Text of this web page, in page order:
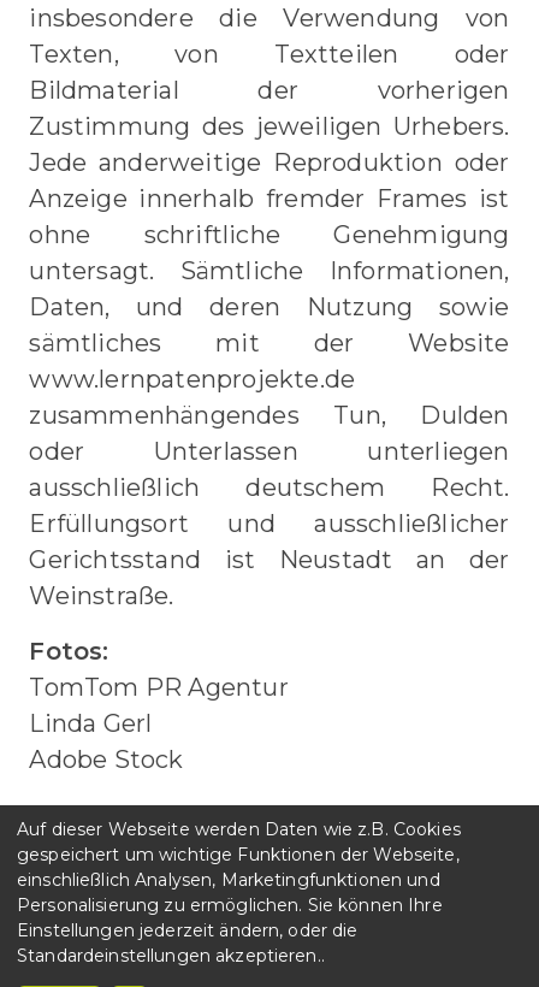
insbesondere die Verwendung von
Texten, von Textteilen oder
Bildmaterial der vorherigen
Zustimmung des jeweiligen Urhebers.
Jede anderweitige Reproduktion oder
Anzeige innerhalb fremder Frames ist
ohne schriftliche Genehmigung
untersagt. Sämtliche Informationen,
Daten, und deren Nutzung sowie
sämtliches mit der Website
www.lernpatenprojekte.de
zusammenhängendes Tun, Dulden
oder Unterlassen unterliegen
ausschließlich deutschem Recht.
Erfüllungsort und ausschließlicher
Gerichtsstand ist Neustadt an der
Weinstraße.
Fotos:
TomTom PR Agentur
Linda Gerl
Adobe Stock
copyright 2026 I lernpatenprojekte.de
Impressum
Auf dieser Webseite werden Daten wie z.B. Cookies
gespeichert um wichtige Funktionen der Webseite,
einschließlich Analysen, Marketingfunktionen und
Personalisierung zu ermöglichen. Sie können Ihre
Einstellungen jederzeit ändern, oder die
Standardeinstellungen akzeptieren..